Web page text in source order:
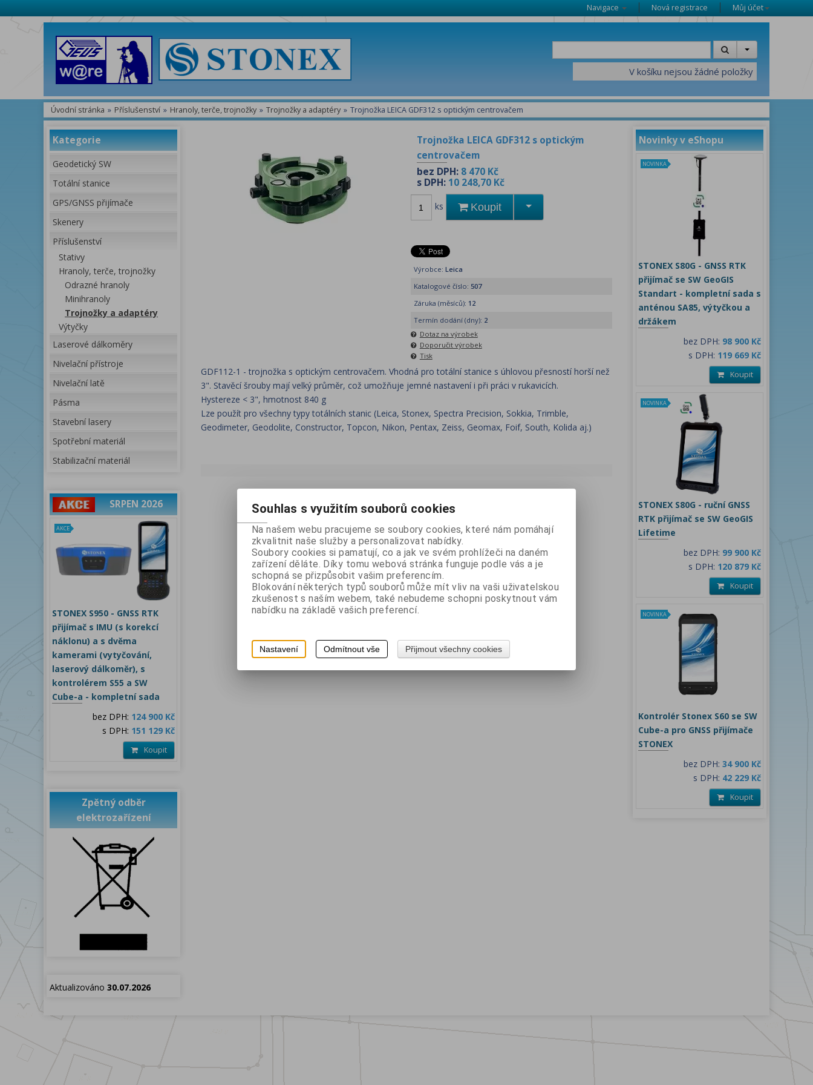
Navigace Nová registrace Můj účet
V košíku nejsou žádné položky
Úvodní stránka » Příslušenství » Hranoly, terče, trojnožky » Trojnožky a adaptéry » Trojnožka LEICA GDF312 s optickým centrovačem
Kategorie
Geodetický SW
Totální stanice
GPS/GNSS přijímače
Skenery
Příslušenství
Stativy
Hranoly, terče, trojnožky
Odrazné hranoly
Minihranoly
Trojnožky a adaptéry
Výtyčky
Laserové dálkoměry
Nivelační přístroje
Nivelační latě
Pásma
Stavební lasery
Spotřební materiál
Stabilizační materiál
SRPEN 2026
AKCE
STONEX S950 - GNSS RTK
přijímač s IMU (s korekcí
náklonu) a s dvěma
kamerami (vytyčování,
laserový dálkoměr), s
kontrolérem S55 a SW
Cube-a - kompletní sada
bez DPH: 124 900 Kč
s DPH: 151 129 Kč
Koupit
Zpětný odběr
elektrozařízení
Aktualizováno 30.07.2026
Trojnožka LEICA GDF312 s optickým
centrovačem
bez DPH: 8 470 Kč
s DPH: 10 248,70 Kč
ks Koupit
Výrobce: Leica
Katalogové číslo: 507
Záruka (měsíců): 12
Termín dodání (dny): 2
Dotaz na výrobek
Doporučit výrobek
Tisk
GDF112-1 - trojnožka s optickým centrovačem. Vhodná pro totální stanice s úhlovou přesností horší než
3". Stavěcí šrouby mají velký průměr, což umožňuje jemné nastavení i při práci v rukavicích.
Hystereze < 3", hmotnost 840 g
Lze použít pro všechny typy totálních stanic (Leica, Stonex, Spectra Precision, Sokkia, Trimble,
Geodimeter, Geodolite, Constructor, Topcon, Nikon, Pentax, Zeiss, Geomax, Foif, South, Kolida aj.)
Novinky v eShopu
NOVINKA
STONEX S80G - GNSS RTK
přijímač se SW GeoGIS
Standart - kompletní sada s
anténou SA85, výtyčkou a
držákem
bez DPH: 98 900 Kč
s DPH: 119 669 Kč
Koupit
NOVINKA
STONEX S80G - ruční GNSS
RTK přijímač se SW GeoGIS
Lifetime
bez DPH: 99 900 Kč
s DPH: 120 879 Kč
Koupit
NOVINKA
Kontrolér Stonex S60 se SW
Cube-a pro GNSS přijímače
STONEX
bez DPH: 34 900 Kč
s DPH: 42 229 Kč
Koupit
Souhlas s využitím souborů cookies
Na našem webu pracujeme se soubory cookies, které nám pomáhají
zkvalitnit naše služby a personalizovat nabídky.
Soubory cookies si pamatují, co a jak ve svém prohlížeči na daném
zařízení děláte. Díky tomu webová stránka funguje podle vás a je
schopná se přizpůsobit vašim preferencím.
Blokování některých typů souborů může mít vliv na vaši uživatelskou
zkušenost s naším webem, také nebudeme schopni poskytnout vám
nabídku na základě vašich preferencí.
Nastavení Odmítnout vše Přijmout všechny cookies